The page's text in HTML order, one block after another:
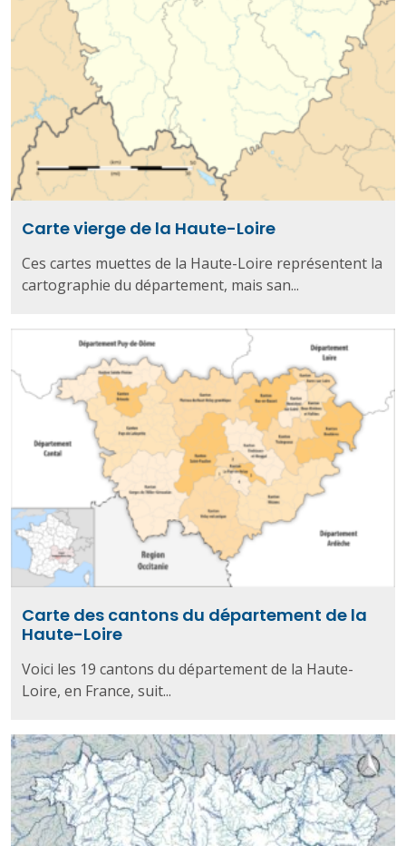
Carte vierge de la Haute-Loire
Ces cartes muettes de la Haute-Loire représentent la
cartographie du département, mais san...
Carte des cantons du département de la
Haute-Loire
Voici les 19 cantons du département de la Haute-
Loire, en France, suit...